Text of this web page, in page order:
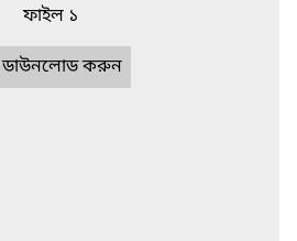
ফাইল ১
ডাউনলোড করুন